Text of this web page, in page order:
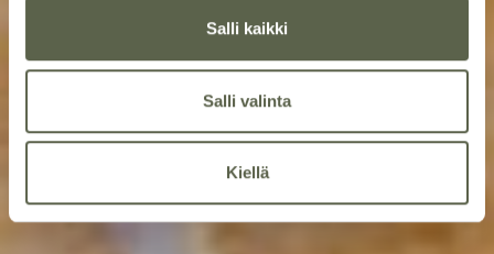
Salli kaikki
Salli valinta
Kiellä